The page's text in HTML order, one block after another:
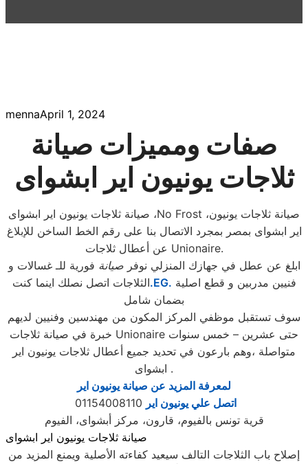
mennaApril 1, 2024
صفات ومميزات صيانة
ثلاجات يونيون اير ابشواى
صيانة ثلاجات يونيون اير ابشواى ،No Frost ،صيانة ثلاجات يونيون
اير ابشواى بمصر بمجرد الاتصال بنا على رقم الخط الساخن للإبلاغ
عن أعطال ثلاجات Unionaire.
ابلغ عن عطل في جهازك المنزلي نوفرصيانة فورية للـ غسالات و
الثلاجات اتصل نصلك اينما كنت.EG.
بضمان شامل
سوف تستقبل موظفي المركز المكون من مهندسين وفنيين لديهم
خبرة في صيانة ثلاجات Unionaire حتى عشرين – خمس سنوات
متواصلة ،وهم بارعون في تحديد جميع أعطال ثلاجات يونيون اير
ابشواى .
لمعرفة المزيد عن صيانة يونيون اير
اتصل علي يونيون اير
قرية تونس بالفيوم، قارون، مركز أبشواى، الفيوم
صيانة ثلاجات يونيون اير ابشواى
إصلاح باب الثلاجات التالف سيعيد كفاءته الأصلية ويمنع المزيد من